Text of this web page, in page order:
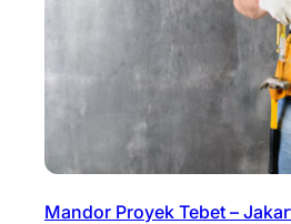
Mandor Proyek Tebet –